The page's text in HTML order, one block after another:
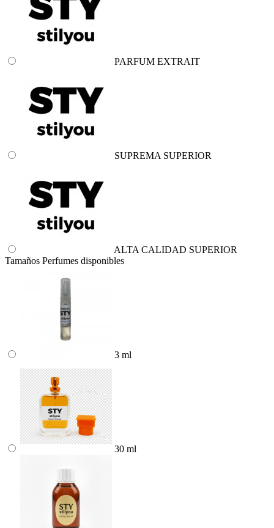
PARFUM EXTRAIT
SUPREMA SUPERIOR
ALTA CALIDAD SUPERIOR
Tamaños Perfumes disponibles
3 ml
30 ml